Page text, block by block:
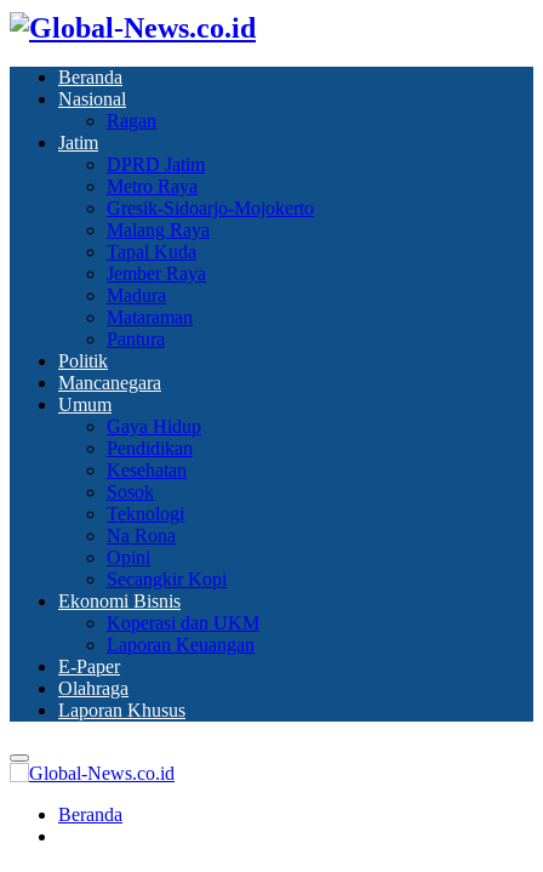
Beranda
Nasional
Ragan
Jatim
DPRD Jatim
Metro Raya
Gresik-Sidoarjo-Mojokerto
Malang Raya
Tapal Kuda
Jember Raya
Madura
Mataraman
Pantura
Politik
Mancanegara
Umum
Gaya Hidup
Pendidikan
Kesehatan
Sosok
Teknologi
Na Rona
Opini
Secangkir Kopi
Ekonomi Bisnis
Koperasi dan UKM
Laporan Keuangan
E-Paper
Olahraga
Laporan Khusus
Primary
Menu
Beranda